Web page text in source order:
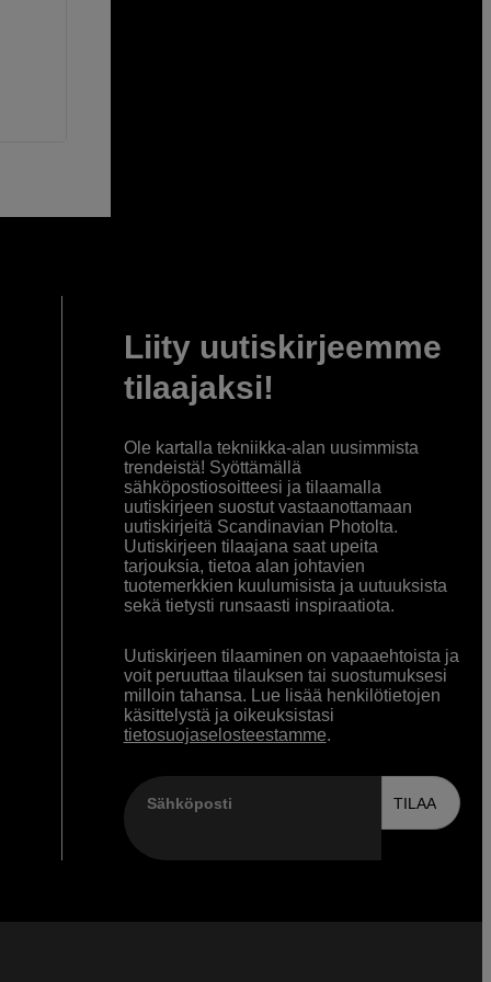
Liity uutiskirjeemme
tilaajaksi!
Ole kartalla tekniikka-alan uusimmista
trendeistä! Syöttämällä
sähköpostiosoitteesi ja tilaamalla
uutiskirjeen suostut vastaanottamaan
uutiskirjeitä Scandinavian Photolta.
Uutiskirjeen tilaajana saat upeita
tarjouksia, tietoa alan johtavien
tuotemerkkien kuulumisista ja uutuuksista
sekä tietysti runsaasti inspiraatiota.
Uutiskirjeen tilaaminen on vapaaehtoista ja
voit peruuttaa tilauksen tai suostumuksesi
milloin tahansa. Lue lisää henkilötietojen
käsittelystä ja oikeuksistasi
tietosuojaselosteestamme.
Sähköposti TILAA